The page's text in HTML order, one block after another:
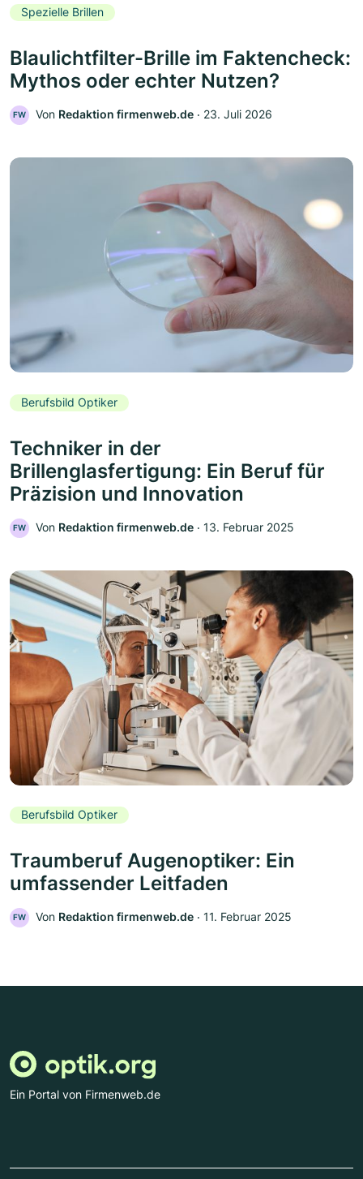
Spezielle Brillen
Blaulichtfilter-Brille im Faktencheck:
Mythos oder echter Nutzen?
FW Von Redaktion firmenweb.de ‧ 23. Juli 2026
Berufsbild Optiker
Techniker in der
Brillenglasfertigung: Ein Beruf für
Präzision und Innovation
FW Von Redaktion firmenweb.de ‧ 13. Februar 2025
Berufsbild Optiker
Traumberuf Augenoptiker: Ein
umfassender Leitfaden
FW Von Redaktion firmenweb.de ‧ 11. Februar 2025
Ein Portal von Firmenweb.de